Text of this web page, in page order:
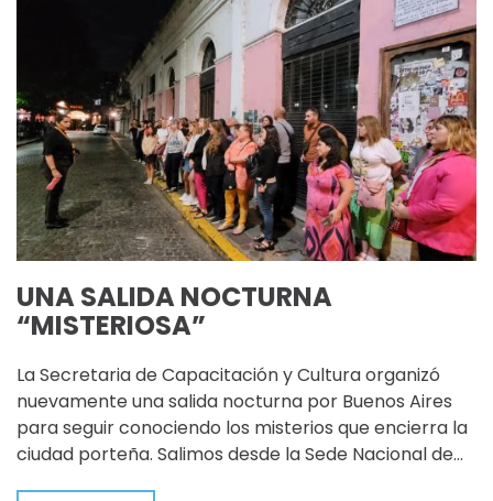
UNA SALIDA NOCTURNA
“MISTERIOSA”
La Secretaria de Capacitación y Cultura organizó
nuevamente una salida nocturna por Buenos Aires
para seguir conociendo los misterios que encierra la
ciudad porteña. Salimos desde la Sede Nacional de…